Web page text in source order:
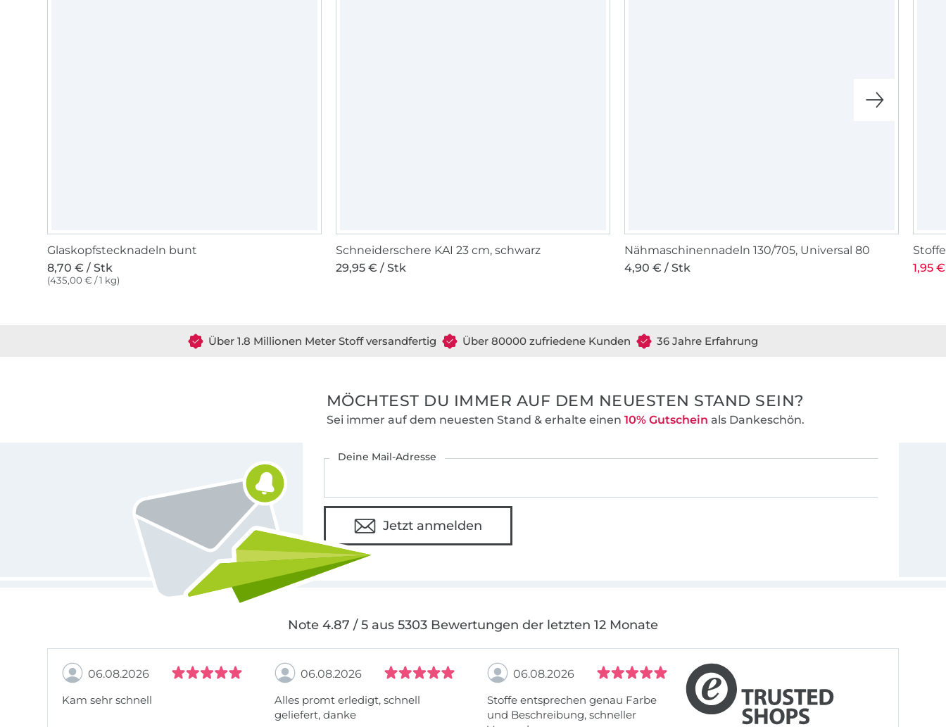
Glaskopfstecknadeln bunt
8,70 € / Stk
(435,00 € / 1 kg)
Schneiderschere KAI 23 cm, schwarz
29,95 € / Stk
Nähmaschinennadeln 130/705, Universal 80
4,90 € / Stk
1,95
Über 1.8 Millionen Meter Stoff versandfertig Über 80000 zufriedene Kunden 36 Jahre Erfahrung
MÖCHTEST DU IMMER AUF DEM NEUESTEN STAND SEIN?
Sei immer auf dem neuesten Stand & erhalte einen 10% Gutschein als Dankeschön.
Deine Mail-Adresse
Jetzt anmelden
Note 4.87 / 5 aus 5303 Bewertungen der letzten 12 Monate
06.08.2026
Kam sehr schnell
06.08.2026
Alles promt erledigt, schnell
geliefert, danke
06.08.2026
Stoffe entsprechen genau Farbe
und Beschreibung, schneller